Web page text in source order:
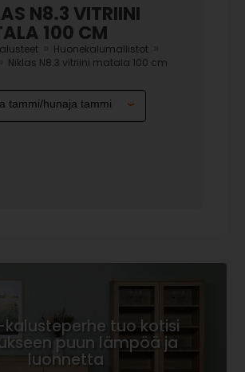
N8.3 VITRIINI
100 CM
Huonekalumallistot
Niklas N8.3 vitriini matala 100 cm
kalusteperhe tuo kotisi
puun lämpöä ja
luonnetta